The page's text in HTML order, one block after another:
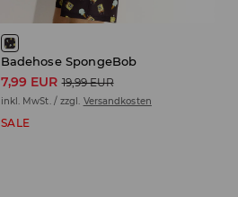
Badehose SpongeBob
7,99 EUR 19,99 EUR
inkl. MwSt. / zzgl. Versandkosten
SALE